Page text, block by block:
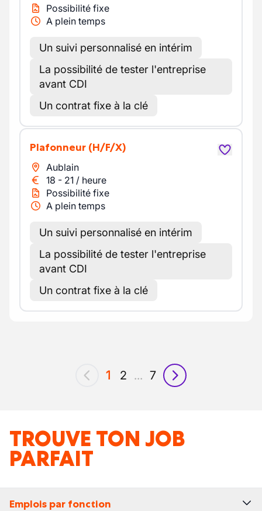
Possibilité fixe
A plein temps
Un suivi personnalisé en intérim
La possibilité de tester l'entreprise
avant CDI
Un contrat fixe à la clé
Plafonneur (H/F/X)
Aublain
18 - 21 / heure
Possibilité fixe
A plein temps
Un suivi personnalisé en intérim
La possibilité de tester l'entreprise
avant CDI
Un contrat fixe à la clé
précédent
1 2 ... 7
suivant
TROUVE TON JOB
PARFAIT
Emplois par fonction